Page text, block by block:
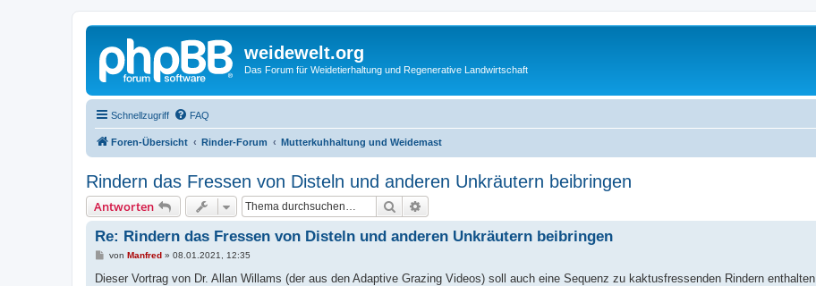
weidewelt.org
Das Forum für Weidetierhaltung und Regenerative Landwirtschaft
Schnellzugriff FAQ
Foren-Übersicht Rinder-Forum Mutterkuhhaltung und Weidemast
Rindern das Fressen von Disteln und anderen Unkräutern beibringen
Antworten Suche
Re: Rindern das Fressen von Disteln und anderen Unkräutern beibringen
B
i
von Manfred» 08.01.2021, 12:35
Dieser Vortrag von Dr. Allan Willams (der aus den Adaptive Grazing Videos) soll auch eine Sequenz zu kaktusfressenden Rindern enthalten.